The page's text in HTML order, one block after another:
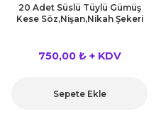
20 Adet Süslü Tüylü Gümüş
Kese Söz,Nişan,Nikah Şekeri
750,00 ₺ + KDV
Sepete Ekle